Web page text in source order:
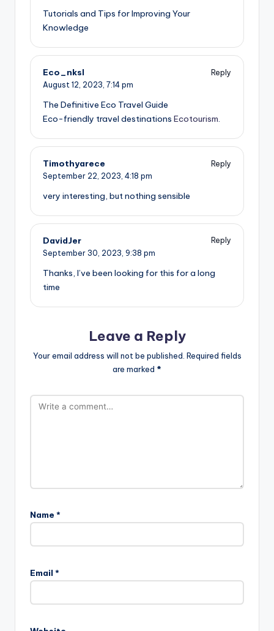
Tutorials and Tips for Improving Your
Knowledge
Eco_nksl
Reply
August 12, 2023, 7:14 pm
The Definitive Eco Travel Guide
Eco-friendly travel destinations Ecotourism.
Timothyarece
Reply
September 22, 2023, 4:18 pm
very interesting, but nothing sensible
DavidJer
Reply
September 30, 2023, 9:38 pm
Thanks, I’ve been looking for this for a long
time
Leave a Reply
Your email address will not be published. Required fields
are marked *
Name *
Email *